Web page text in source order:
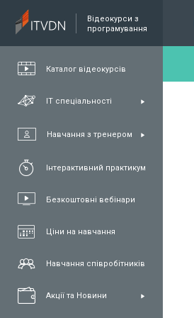
Відеокурси з
програмування
Каталог відеокурсів
ІТ спеціальності
Навчання з тренером
Інтерактивний практикум
Безкоштовні вебінари
Ціни на навчання
Навчання співробітників
Акції та Новини
,FullStack C#/.NET ,Java